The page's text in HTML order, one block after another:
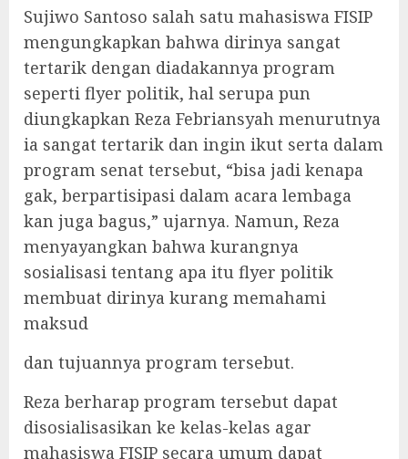
Sujiwo Santoso salah satu mahasiswa FISIP
mengungkapkan bahwa dirinya sangat
tertarik dengan diadakannya program
seperti flyer politik, hal serupa pun
diungkapkan Reza Febriansyah menurutnya
ia sangat tertarik dan ingin ikut serta dalam
program senat tersebut, “bisa jadi kenapa
gak, berpartisipasi dalam acara lembaga
kan juga bagus,” ujarnya. Namun, Reza
menyayangkan bahwa kurangnya
sosialisasi tentang apa itu flyer politik
membuat dirinya kurang memahami
maksud
dan tujuannya program tersebut.
Reza berharap program tersebut dapat
disosialisasikan ke kelas-kelas agar
mahasiswa FISIP secara umum dapat